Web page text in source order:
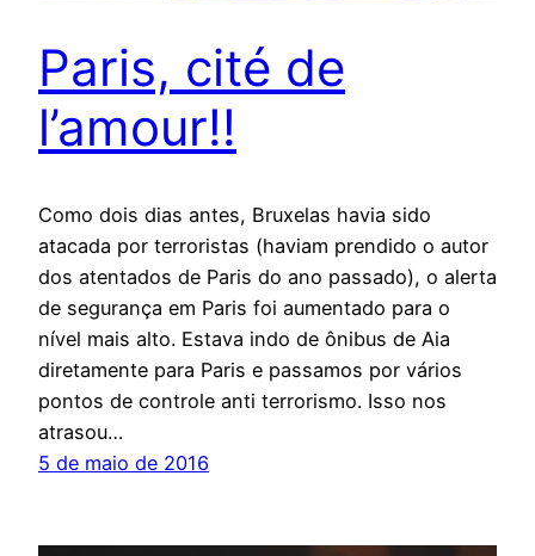
Paris, cité de
l’amour!!
Como dois dias antes, Bruxelas havia sido
atacada por terroristas (haviam prendido o autor
dos atentados de Paris do ano passado), o alerta
de segurança em Paris foi aumentado para o
nível mais alto. Estava indo de ônibus de Aia
diretamente para Paris e passamos por vários
pontos de controle anti terrorismo. Isso nos
atrasou…
5 de maio de 2016